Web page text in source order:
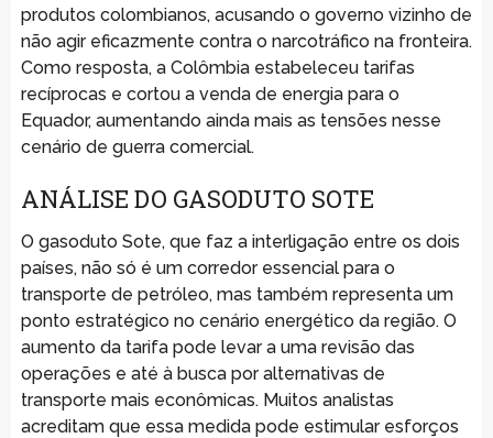
produtos colombianos, acusando o governo vizinho de
não agir eficazmente contra o narcotráfico na fronteira.
Como resposta, a Colômbia estabeleceu tarifas
recíprocas e cortou a venda de energia para o
Equador, aumentando ainda mais as tensões nesse
cenário de guerra comercial.
ANÁLISE DO GASODUTO SOTE
O gasoduto Sote, que faz a interligação entre os dois
países, não só é um corredor essencial para o
transporte de petróleo, mas também representa um
ponto estratégico no cenário energético da região. O
aumento da tarifa pode levar a uma revisão das
operações e até à busca por alternativas de
transporte mais econômicas. Muitos analistas
acreditam que essa medida pode estimular esforços